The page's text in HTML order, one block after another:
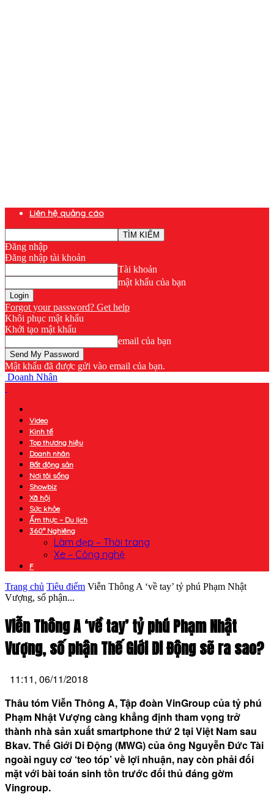
Liên hệ quảng cáo
Đăng nhập
Đăng nhập tài khoản
Tài khoản
mật khẩu của bạn
Forgot your password? Get help
Khôi phục mật khẩu
Khởi tạo mật khẩu
email của bạn
Mật khẩu đã được gửi vào email của bạn.
Doanh Nhân
Video
Kinh tế
Top thương hiệu
Doanh nhân
Bất động sản
Nơi tôi sống
Showbiz
Xã hội
Sức khỏe
Ẩm thực – Du lịch
360° Nghiêng
Làm đẹp – Thời trang
Xe – Công nghệ
F
Trang chủ Tiêu điểm Viễn Thông A ‘về tay’ tỷ phú Phạm Nhật
Vượng, số phận...
Viễn Thông A ‘về tay’ tỷ phú Phạm Nhật
Vượng, số phận Thế Giới Di Động sẽ ra sao?
11:11, 06/11/2018
Thâu tóm Viễn Thông A, Tập đoàn VinGroup của tỷ phú
Phạm Nhật Vượng càng khẳng định tham vọng trở
thành nhà sản xuất smartphone thứ 2 tại Việt Nam sau
Bkav. Thế Giới Di Động (MWG) của ông Nguyễn Đức Tài
ngoài nguy cơ ‘teo tóp’ về lợi nhuận, nay còn phải đối
mặt với bài toán sinh tồn trước đối thủ đáng gờm
Vingroup.